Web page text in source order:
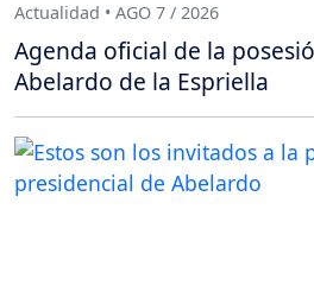
Actualidad • AGO 7 / 2026
Agenda oficial de la
Abelardo de la Espriella